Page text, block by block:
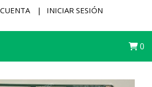
INICIAR SESIÓN
0